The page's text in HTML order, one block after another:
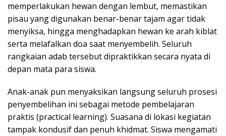
memperlakukan hewan dengan lembut, memastikan
pisau yang digunakan benar-benar tajam agar tidak
menyiksa, hingga menghadapkan hewan ke arah kiblat
serta melafalkan doa saat menyembelih. Seluruh
rangkaian adab tersebut dipraktikkan secara nyata di
depan mata para siswa.
​Anak-anak pun menyaksikan langsung seluruh prosesi
penyembelihan ini sebagai metode pembelajaran
praktis (practical learning). Suasana di lokasi kegiatan
tampak kondusif dan penuh khidmat. Siswa mengamati